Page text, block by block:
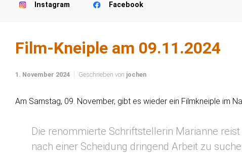
Instagram Facebook
Film-Kneiple am 09.11.2024
1. November 2024 Geschrieben von jochen
Am Samstag, 09. November, gibt es wieder ein Filmkneiple im
Die renommierte Schriftstellerin Marianne
nach einer Scheidung dringend Arbeit zu